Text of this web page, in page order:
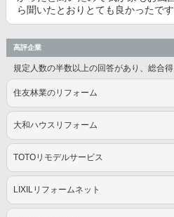
ら聞いたとおりとても良かったで
高評企業
規定人数の半数以上の回答があり、総合
住友林業のリフォーム
大和ハウスリフォーム
TOTOリモデルサービス
LIXILリフォームネット